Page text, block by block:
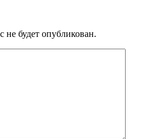
будет опубликован.